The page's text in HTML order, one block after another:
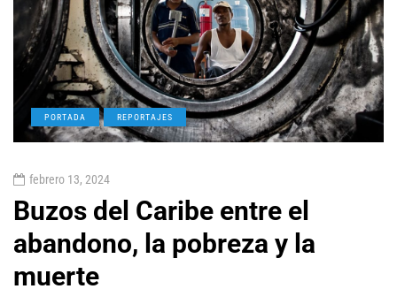
PORTADA REPORTAJES
febrero 13, 2024
Buzos del Caribe entre el
abandono, la pobreza y la
muerte